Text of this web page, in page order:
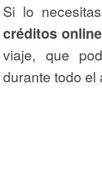
Si lo
créditos online
viaje, que
durante todo el